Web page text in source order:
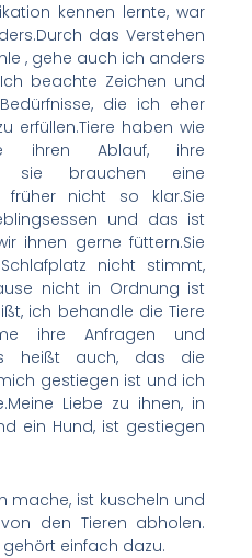
kennen lernte, war
das Verstehen
, gehe auch ich anders
beachte Zeichen und
die ich eher
erfüllen.Tiere haben wie
ihren Ablauf, ihre
sie brauchen eine
früher nicht so klar.Sie
und das ist
ihnen gerne füttern.Sie
nicht stimmt,
nicht in Ordnung ist
ich behandle die Tiere
ihre Anfragen und
heißt auch, das die
gestiegen ist und ich
Liebe zu ihnen, in
ein Hund, ist gestiegen
mache, ist kuscheln und
den Tieren abholen.
einfach dazu.